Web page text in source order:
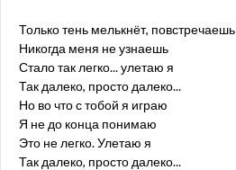
Только тень мелькнёт, повстречаешь
Никогда меня не узнаешь
Стало так легко... улетаю я
Так далеко, просто далеко...
Но во что с тобой я играю
Я не до конца понимаю
Это не легко. Улетаю я
Так далеко, просто далеко...